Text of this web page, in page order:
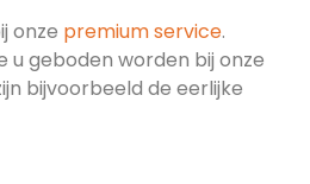
onze premium service.
u geboden worden bij onze
bijvoorbeeld de eerlijke